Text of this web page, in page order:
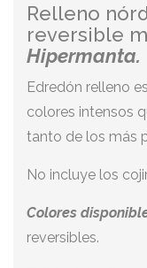
Relleno
reversible
Hipermanta.
Edredón relleno
colores intensos
tanto de los más
No incluye los
Colores
reversibles.